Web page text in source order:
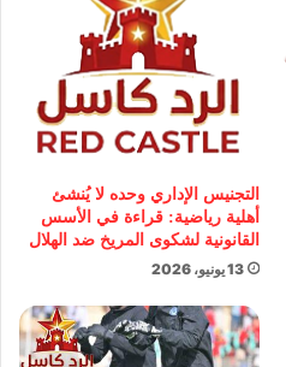
التجنيس الإداري وحده لا يُنشئ
أهلية رياضية: قراءة في الأسس
القانونية لشكوى المريخ ضد الهلال
13 يونيو، 2026